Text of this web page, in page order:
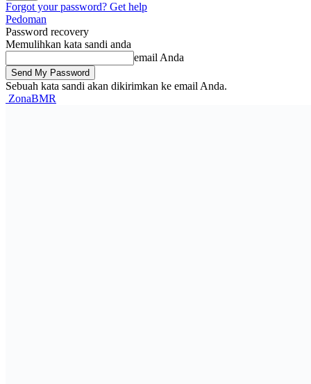
Forgot your password? Get help
Pedoman
Password recovery
Memulihkan kata sandi anda
email Anda
Sebuah kata sandi akan dikirimkan ke email Anda.
ZonaBMR